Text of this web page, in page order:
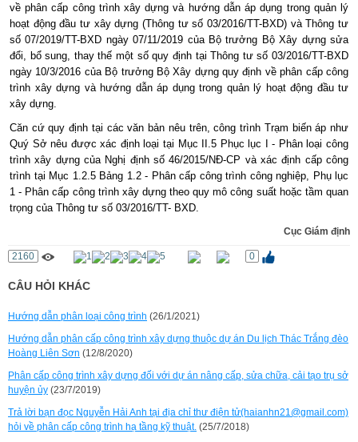
về phân cấp công trình xây dựng và hướng dẫn áp dụng trong quản lý
hoạt động đầu tư xây dựng (Thông tư số 03/2016/TT-BXD) và Thông tư
số 07/2019/TT-BXD ngày 07/11/2019 của Bộ trưởng Bộ Xây dựng sửa
đổi, bổ sung, thay thế một số quy định tại Thông tư số 03/2016/TT-BXD
ngày 10/3/2016 của Bộ trưởng Bộ Xây dựng quy định về phân cấp công
trình xây dựng và hướng dẫn áp dụng trong quản lý hoạt động đầu tư
xây dựng.
Căn cứ quy định tại các văn bản nêu trên, công trình Trạm biến áp như
Quý Sở nêu được xác định loại tại Mục II.5 Phục lục I - Phân loại công
trình xây dựng của Nghị định số 46/2015/NĐ-CP và xác định cấp công
trình tại Mục 1.2.5 Bảng 1.2 - Phân cấp công trình công nghiệp, Phụ lục
1 - Phân cấp công trình xây dựng theo quy mô công suất hoặc tầm quan
trọng của Thông tư số 03/2016/TT- BXD.
Cục Giám định
2160 0
CÂU HỎI KHÁC
Hướng dẫn phân loại công trình (26/1/2021)
Hướng dẫn phân cấp công trình xây dựng thuộc dự án Du lịch Thác Trắng đèo
Hoàng Liên Sơn (12/8/2020)
Phân cấp công trình xây dựng đối với dự án nâng cấp, sửa chữa, cải tạo trụ sở
huyện ủy (23/7/2019)
Trả lời bạn đọc Nguyễn Hải Anh tại địa chỉ thư điện tử(haianhn21@gmail.com)
hỏi về phân cấp công trình hạ tầng kỹ thuật. (25/7/2018)